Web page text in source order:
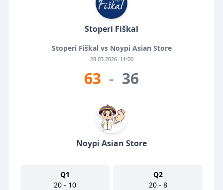
Stoperi Fiškal
Stoperi Fiškal vs Noypi Asian Store
28.03.2026. 11:00
63 - 36
Noypi Asian Store
Q1
20 - 10
Q2
20 - 8